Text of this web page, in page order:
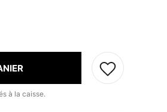
à la caisse.